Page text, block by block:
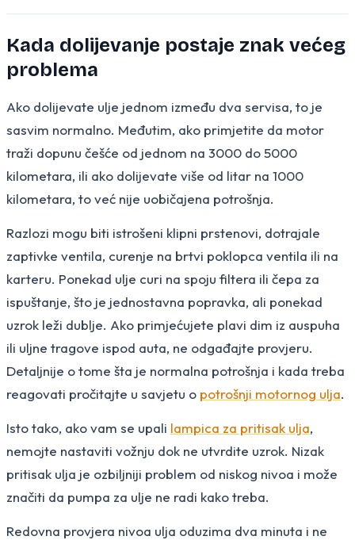
Kada dolijevanje postaje znak većeg
problema
Ako dolijevate ulje jednom između dva servisa, to je
sasvim normalno. Međutim, ako primjetite da motor
traži dopunu češće od jednom na 3000 do 5000
kilometara, ili ako dolijevate više od litar na 1000
kilometara, to već nije uobičajena potrošnja.
Razlozi mogu biti istrošeni klipni prstenovi, dotrajale
zaptivke ventila, curenje na brtvi poklopca ventila ili na
karteru. Ponekad ulje curi na spoju filtera ili čepa za
ispuštanje, što je jednostavna popravka, ali ponekad
uzrok leži dublje. Ako primjećujete plavi dim iz auspuha
ili uljne tragove ispod auta, ne odgađajte provjeru.
Detaljnije o tome šta je normalna potrošnja i kada treba
reagovati pročitajte u savjetu o potrošnji motornog ulja.
Isto tako, ako vam se upali lampica za pritisak ulja,
nemojte nastaviti vožnju dok ne utvrdite uzrok. Nizak
pritisak ulja je ozbiljniji problem od niskog nivoa i može
značiti da pumpa za ulje ne radi kako treba.
Redovna provjera nivoa ulja oduzima dva minuta i ne